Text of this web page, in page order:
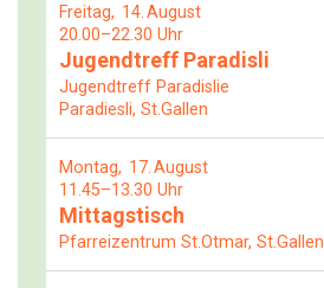
Freitag 14 August
20.00–22.30 Uhr
Jugendtreff Paradisli
Jugendtreff Paradislie
Paradiesli, St.Gallen
Montag 17 August
11.45–13.30 Uhr
Mittagstisch
Pfarreizentrum St.Otmar, St.Gallen